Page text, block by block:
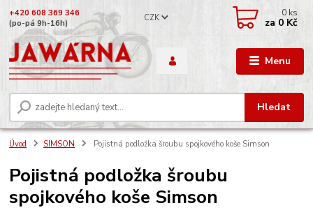
Menu
CZK
Hledat
+420 608 369 346
(po-pá 9h-16h)
0 ks
za 0 Kč
Úvod SIMSON Pojistná podložka šroubu spojkového koše Simson
Pojistná podložka šroubu
spojkového koše Simson